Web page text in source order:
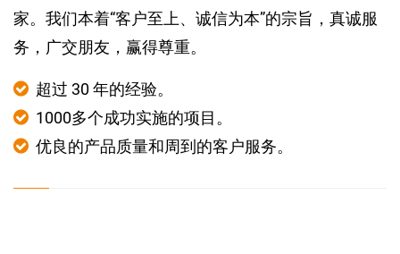
家。我们本着“客户至上、诚信为本”的宗旨，真诚服
务，广交朋友，赢得尊重。
超过 30 年的经验。
1000多个成功实施的项目。
优良的产品质量和周到的客户服务。